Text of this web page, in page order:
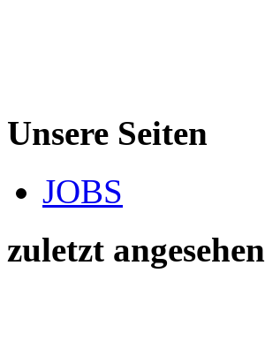
Unsere Seiten
JOBS
zuletzt angesehen